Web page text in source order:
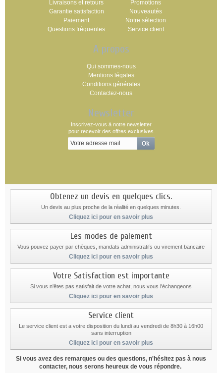
Livraisons et retours
Garantie satisfaction
Paiement
Questions fréquentes
Promotions
Nouveautés
Notre sélection
Service client
A propos
Qui sommes-nous
Mentions légales
Conditions générales
Contactez-nous
Newsletter
Inscrivez-vous à notre newsletter
pour recevoir des offres exclusives
Obtenez un devis en quelques clics.
Un devis au plus proche de la réalité en quelques minutes.
Cliquez ici pour en savoir plus
Les modes de paiement
Vous pouvez payer par chèques, mandats administratifs ou virement bancaire
Cliquez ici pour en savoir plus
Votre Satisfaction est importante
Si vous n'êtes pas satisfait de votre achat, nous vous l'échangeons
Cliquez ici pour en savoir plus
Service client
Le service client est a votre disposition du lundi au vendredi de 8h30 à 16h00
sans interruption
Cliquez ici pour en savoir plus
Si vous avez des remarques ou des questions, n'hésitez pas à nous
contacter, nous serons heureux de vous répondre.